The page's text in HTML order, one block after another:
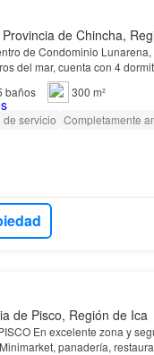
de Chincha,
de Condominio
del mar, cuenta con 4
de 1 plaza y 1/2, 4 baño…
baños
300 m²
de servicio Completamente
de Pisco, Región de Ica
En excelente zona y
panadería,